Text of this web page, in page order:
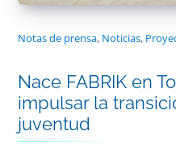
Notas de prensa, Noticias,
Nace FABRIK en
impulsar la
juventud